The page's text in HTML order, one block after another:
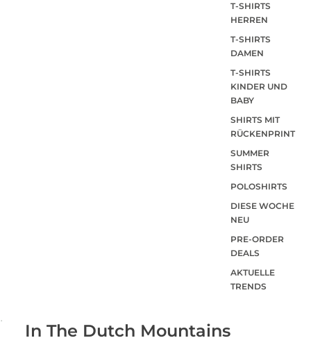
T-SHIRTS
HERREN
T-SHIRTS
DAMEN
T-SHIRTS
KINDER UND
BABY
SHIRTS MIT
RÜCKENPRINT
SUMMER
SHIRTS
POLOSHIRTS
DIESE WOCHE
NEU
PRE-ORDER
DEALS
AKTUELLE
TRENDS
In The Dutch Mountains